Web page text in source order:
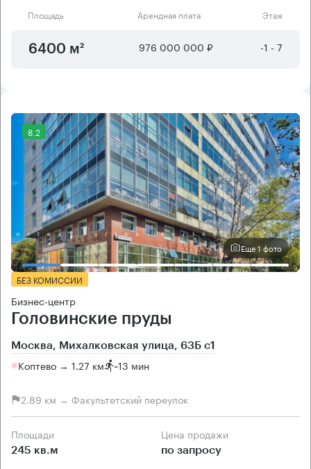
Площадь Арендная плата Этаж
6400 м² 976 000 000 ₽ -1 - 7
8.2
Еще 1 фото
БЕЗ КОМИССИИ
Бизнес-центр
Головинские пруды
Москва, Михалковская улица, 63Б с1
Коптево → 1.27 км ~13 мин
2.89 км → Факультетский переулок
Площади
245 кв.м
Цена продажи
по запросу